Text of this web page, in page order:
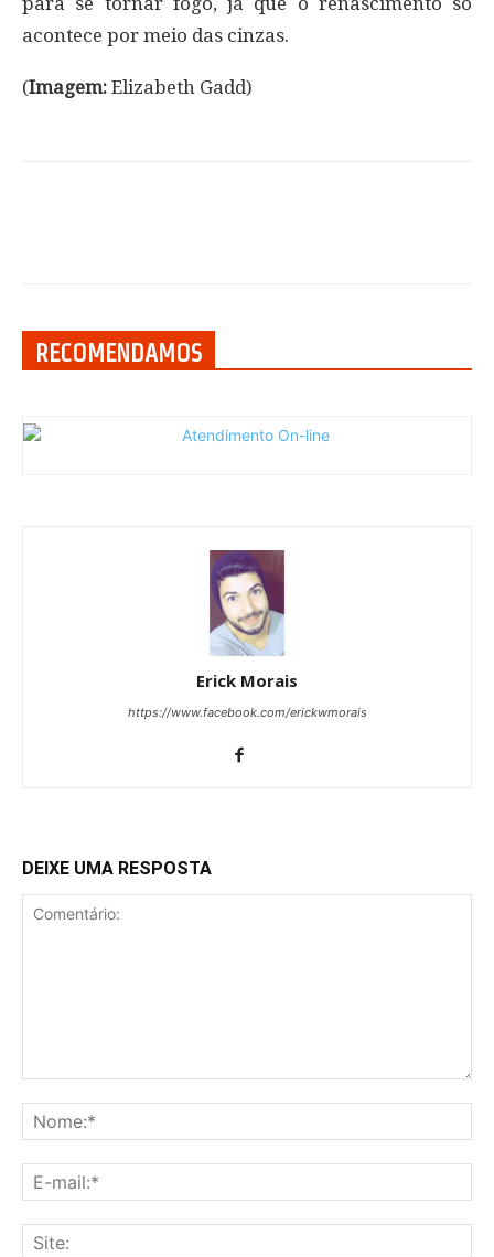
acontece por meio das cinzas.
(Imagem: Elizabeth Gadd)
RECOMENDAMOS
Erick Morais
https://www.facebook.com/erickwmorais
DEIXE UMA RESPOSTA